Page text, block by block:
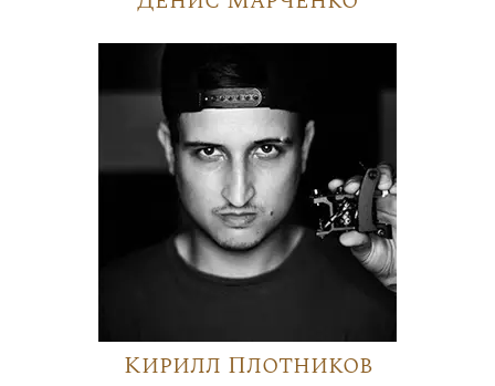
Кирилл Плотников